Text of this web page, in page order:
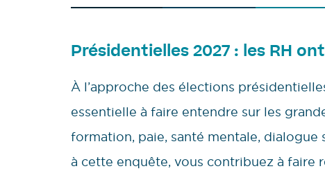
Présidentielles 2027 : les RH
À l’approche des élections
essentielle à faire entendre sur les
formation, paie, santé mentale,
à cette enquête, vous contribuez à faire